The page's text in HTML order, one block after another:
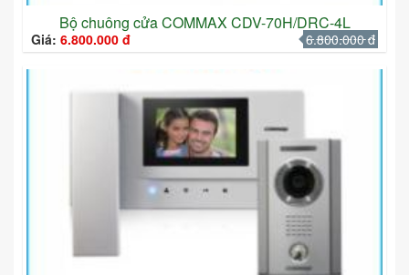
Bộ chuông cửa COMMAX CDV-70H/DRC-4L
Giá: 6.800.000 đ 6.800.000 đ